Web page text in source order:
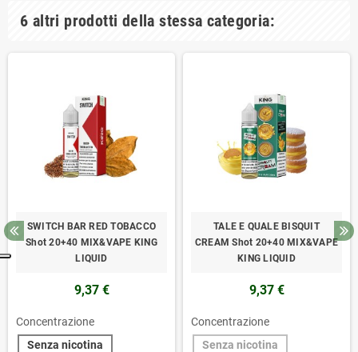
6 altri prodotti della stessa categoria:
SWITCH BAR RED TOBACCO
Shot 20+40 MIX&VAPE KING
LIQUID
9,37 €
Concentrazione
Senza nicotina
TALE E QUALE BISQUIT
CREAM Shot 20+40 MIX&VAPE
KING LIQUID
9,37 €
Concentrazione
Senza nicotina